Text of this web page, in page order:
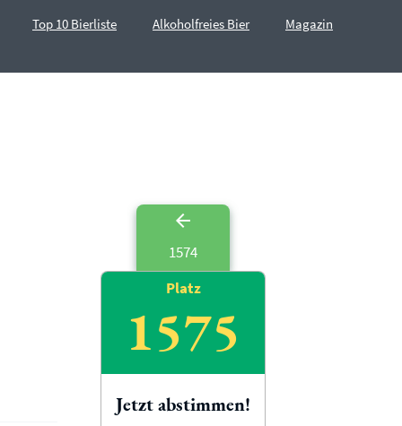
Top 10 Bierliste Alkoholfreies Bier Magazin
1574
Platz
1575
Jetzt abstimmen!